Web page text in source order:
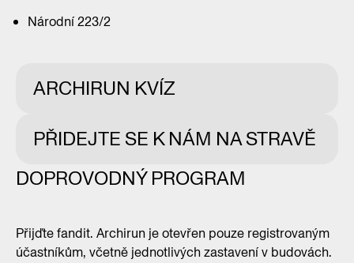
Národní 223/2
ARCHIRUN KVÍZ
PŘIDEJTE SE K NÁM NA STRAVĚ
5/
Máj,
Národní
63/26
6/
Národní
223/2
1/
Vyšehradská
2075/51
2/
Building,
Opletalova
2132/3
3/
Florenci
2139/4
4/
Perlová
371/5
5/
Máj,
Národní
63/26
6/
Národní
223/2
1/
Vyšehradská
2075/51
2/
Building,
Opletalova
2132/3
01/06 1/ CAMP + IPR, Vyšehradská 2075/51
DOPROVODNÝ PROGRAM
Přijďte fandit. Archirun je otevřen pouze registrovaným
účastníkům, včetně jednotlivých zastavení v budovách.